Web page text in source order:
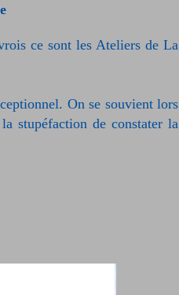
ce sont les Ateliers de La
On se souvient lors
stupéfaction de constater la